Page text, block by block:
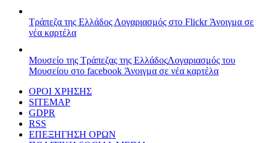
Τράπεζα της Ελλάδος Λογαριασμός στο FlickrΆνοιγμα σε
νέα καρτέλα
Μουσείο της Τράπεζας της ΕλλάδοςΛογαριασμός του
Μουσείου στο facebook Άνοιγμα σε νέα καρτέλα
ΟΡΟΙ ΧΡΗΣΗΣ
SITEMAP
GDPR
RSS
ΕΠΕΞΗΓΗΣΗ ΟΡΩΝ